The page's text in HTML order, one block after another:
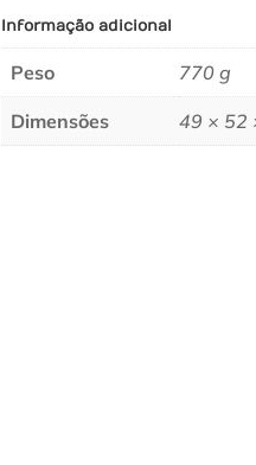
Informação adicional
Peso 770 g
Dimensões 49 × 52